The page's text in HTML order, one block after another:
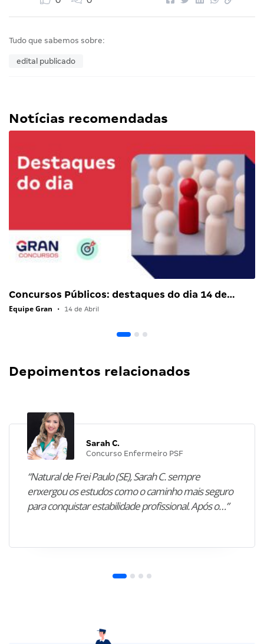
Tudo que sabemos sobre:
edital publicado
Notícias recomendadas
Concursos Públicos: destaques do dia 14 de…
Equipe Gran • 14 de Abril
Depoimentos relacionados
Sarah C.
Concurso Enfermeiro PSF
“Natural de Frei Paulo (SE), Sarah C. sempre
enxergou os estudos como o caminho mais seguro
para conquistar estabilidade profissional. Após o…”